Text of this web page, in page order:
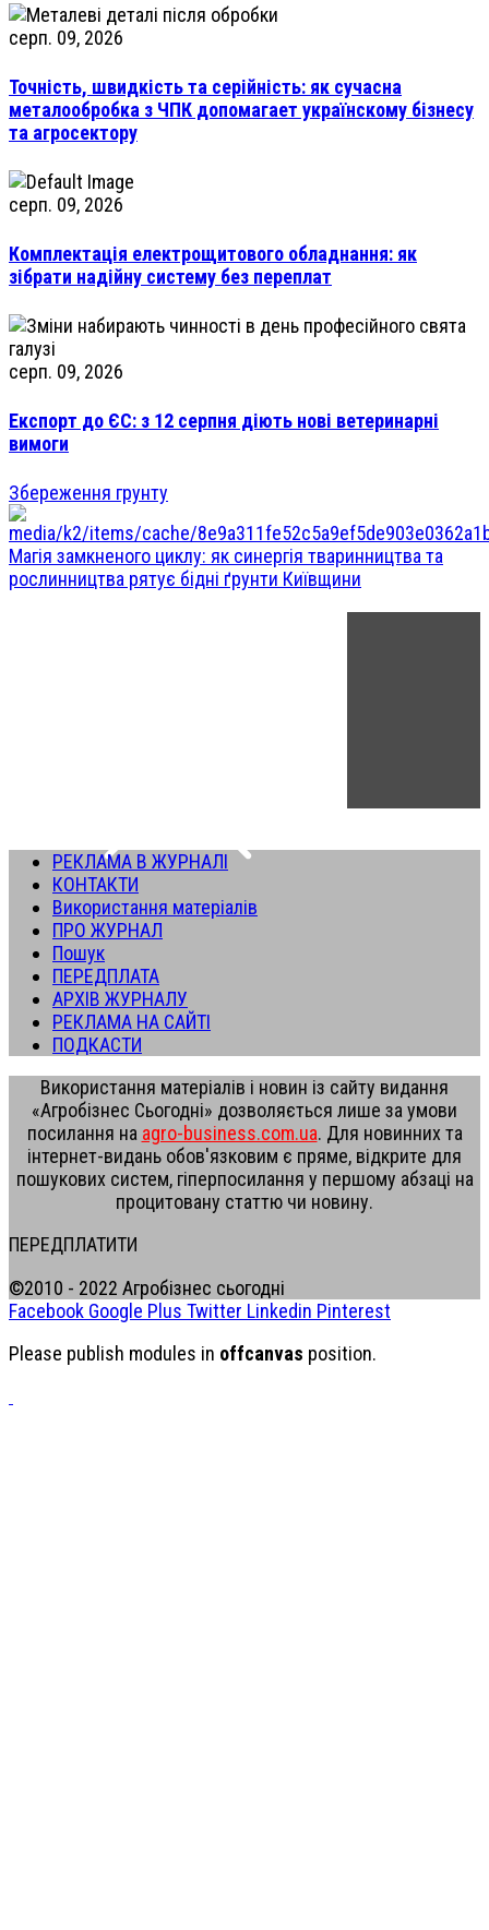
серп. 09, 2026
Точність, швидкість та серійність: як сучасна
металообробка з ЧПК допомагает українскому бізнесу
та агросектору
серп. 09, 2026
Комплектація електрощитового обладнання: як
зібрати надійну систему без переплат
серп. 09, 2026
Експорт до ЄС: з 12 серпня діють нові ветеринарні
вимоги
Збереження грунту
Магія замкненого циклу: як синергія тваринництва та
рослинництва рятує бідні ґрунти Київщини
РЕКЛАМА В ЖУРНАЛІ
КОНТАКТИ
Використання матеріалів
ПРО ЖУРНАЛ
Пошук
ПЕРЕДПЛАТА
АРХІВ ЖУРНАЛУ
РЕКЛАМА НА САЙТІ
ПОДКАСТИ
Використання матеріалів і новин із сайту видання
«Агробізнес Сьогодні» дозволяється лише за умови
посилання на agro-business.com.ua. Для новинних та
інтернет-видань обов'язковим є пряме, відкрите для
пошукових систем, гіперпосилання у першому абзаці на
процитовану статтю чи новину.
ПЕРЕДПЛАТИТИ
©2010 - 2022 Агробізнес сьогодні
Facebook Google Plus Twitter Linkedin Pinterest
Please publish modules in offcanvas position.